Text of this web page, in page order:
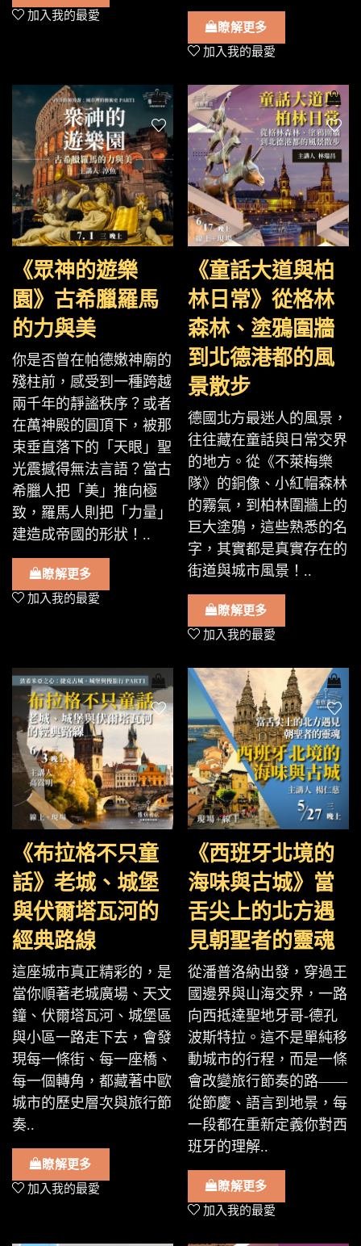
加入我的最愛
瞭解更多
加入我的最愛
《眾神的遊樂
園》古希臘羅馬
的力與美
你是否曾在帕德嫩神廟的
殘柱前，感受到一種跨越
兩千年的靜謐秩序？或者
在萬神殿的圓頂下，被那
束垂直落下的「天眼」聖
光震撼得無法言語？當古
希臘人把「美」推向極
致，羅馬人則把「力量」
建造成帝國的形狀！..
瞭解更多
加入我的最愛
《童話大道與柏
林日常》從格林
森林、塗鴉圍牆
到北德港都的風
景散步
德國北方最迷人的風景，
往往藏在童話與日常交界
的地方。從《不萊梅樂
隊》的銅像、小紅帽森林
的霧氣，到柏林圍牆上的
巨大塗鴉，這些熟悉的名
字，其實都是真實存在的
街道與城市風景！..
瞭解更多
加入我的最愛
《布拉格不只童
話》老城、城堡
與伏爾塔瓦河的
經典路線
這座城市真正精彩的，是
當你順著老城廣場、天文
鐘、伏爾塔瓦河、城堡區
與小區一路走下去，會發
現每一條街、每一座橋、
每一個轉角，都藏著中歐
城市的歷史層次與旅行節
奏..
瞭解更多
加入我的最愛
《西班牙北境的
海味與古城》當
舌尖上的北方遇
見朝聖者的靈魂
從潘普洛納出發，穿過王
國邊界與山海交界，一路
向西抵達聖地牙哥-德孔
波斯特拉。這不是單純移
動城市的行程，而是一條
會改變旅行節奏的路——
從節慶、語言到地景，每
一段都在重新定義你對西
班牙的理解..
瞭解更多
加入我的最愛